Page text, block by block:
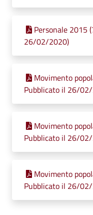
Personale 2015
26/02/2020)
Movimento
Pubblicato il 26/
Movimento
Pubblicato il 26/
Movimento
Pubblicato il 26/